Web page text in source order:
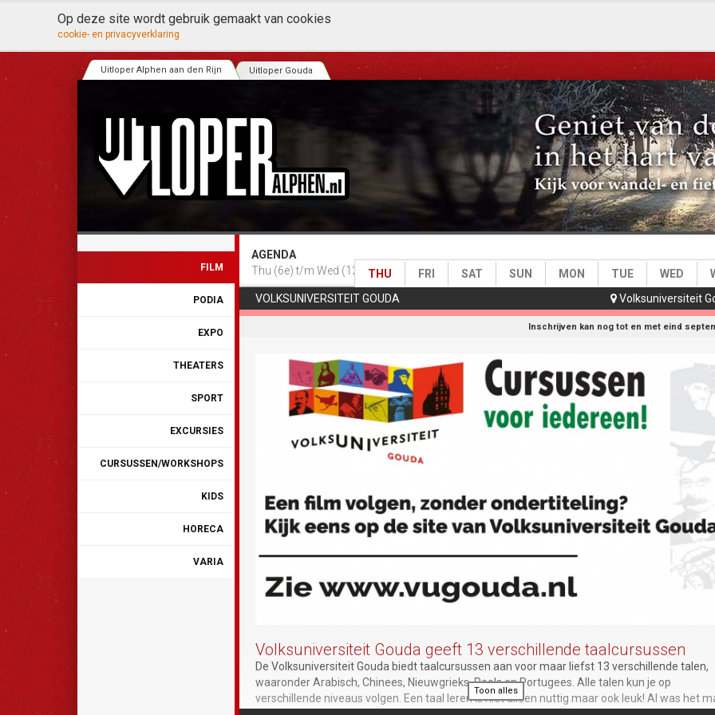
Op deze site wordt gebruik gemaakt van cookies
cookie- en privacyverklaring
Uitloper Alphen aan den Rijn Uitloper Gouda
FILM
PODIA
EXPO
THEATERS
SPORT
EXCURSIES
CURSUSSEN/WORKSHOPS
KIDS
HORECA
VARIA
THU FRI SAT SUN MON TUE WED
AGENDA
Thu (6e) t/m Wed (12e)
VOLKSUNIVERSITEIT GOUDA Volksuniversiteit
Inschrijven kan nog tot en met eind
Volksuniversiteit Gouda geeft 13 verschillende taalcursussen
De Volksuniversiteit Gouda biedt taalcursussen aan voor maar liefst 13 verschillende talen,
waaronder Arabisch, Chinees, Nieuwgrieks, Pools en Portugees. Alle talen kun je op
verschillende niveaus volgen. Een taal leren is niet alleen nuttig maar ook leuk! Al was het
Toon alles